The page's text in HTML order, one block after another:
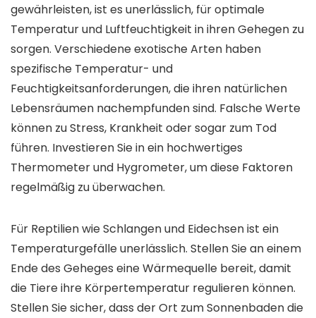
gewährleisten, ist es unerlässlich, für optimale
Temperatur und Luftfeuchtigkeit in ihren Gehegen zu
sorgen. Verschiedene exotische Arten haben
spezifische Temperatur- und
Feuchtigkeitsanforderungen, die ihren natürlichen
Lebensräumen nachempfunden sind. Falsche Werte
können zu Stress, Krankheit oder sogar zum Tod
führen. Investieren Sie in ein hochwertiges
Thermometer und Hygrometer, um diese Faktoren
regelmäßig zu überwachen.
Für Reptilien wie Schlangen und Eidechsen ist ein
Temperaturgefälle unerlässlich. Stellen Sie an einem
Ende des Geheges eine Wärmequelle bereit, damit
die Tiere ihre Körpertemperatur regulieren können.
Stellen Sie sicher, dass der Ort zum Sonnenbaden die